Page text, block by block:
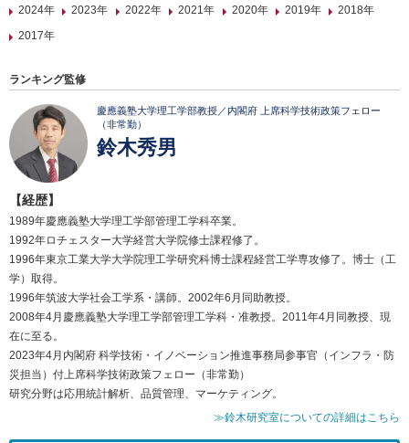
2024年
2023年 2022年 2021年 2020年 2019年
2018年
2017年
ランキング監修
慶應義塾大学理工学部教授／内閣府 上席科学技術政策フェロー
（非常勤）
鈴木秀男
【経歴】
1989年慶應義塾大学理工学部管理工学科卒業。
1992年ロチェスター大学経営大学院修士課程修了。
1996年東京工業大学大学院理工学研究科博士課程経営工学専攻修了。博士（工
学）取得。
1996年筑波大学社会工学系・講師。2002年6月同助教授。
2008年4月慶應義塾大学理工学部管理工学科・准教授。2011年4月同教授、現
在に至る。
2023年4月内閣府 科学技術・イノベーション推進事務局参事官（インフラ・防
災担当）付上席科学技術政策フェロー（非常勤）
研究分野は応用統計解析、品質管理、マーケティング。
≫鈴木研究室についての詳細はこちら